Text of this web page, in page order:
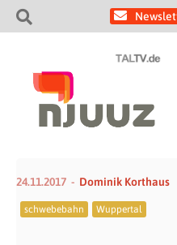
24.11.2017 Dominik Korthaus
schwebebahn Wuppertal